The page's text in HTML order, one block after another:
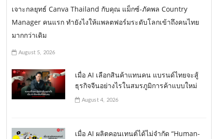
เจาะกลยุทธ์ Canva Thailand กับคุณ แม็กซ์-ภัคพล Country
Manager คนแรก ทำยังไงให้แพลตฟอร์มระดับโลกเข้าถึงคนไทย
มากกว่าเดิม
August 5, 2026
เมื่อ AI เลือกสินค้าแทนคน แบรนด์ไทยจะสู้
ธุรกิจจีนอย่างไรในสมรภูมิการค้าแบบใหม่
August 4, 2026
เมื่อ AI ผลิตคอนเทนต์ได้ไม่จำกัด “Human-